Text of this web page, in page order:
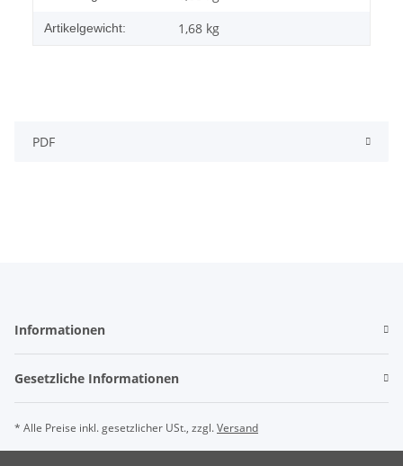
Artikelgewicht: 1,68 kg
PDF
Informationen
Gesetzliche Informationen
* Alle Preise inkl. gesetzlicher USt., zzgl.Versand